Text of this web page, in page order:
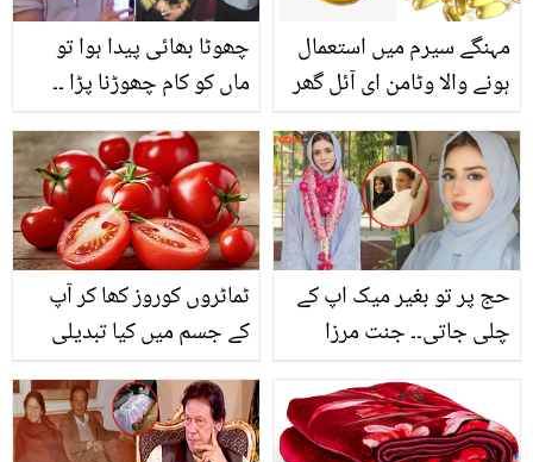
چھوٹا بھائی پیدا ہوا تو
ماں کو کام چھوڑنا پڑا ۔۔
والد سے علیحدگی کے بعد
شاہد کپور اور انکی والدہ نے
کیا کچھ جھیلا؟
مہنگے سیرم میں استعمال
ہونے والا وٹامن ای آئل گھر
میں کیسے بنائیں؟ جلد،
بالوں اور صحت کو بڑھانے
میں اہم کردار ادا کرنے والا
تازہ وٹامن ای آئل اب خود
بنائیں
ٹماٹروں کوروز کھا کر آپ
کے جسم میں کیا تبدیلی
آسکتی ہے؟جان کرآپ بھی
ٹماٹرکھانے کا معمول بنا لیں
گے
حج پر تو بغیر میک اپ کے
چلی جاتی۔۔ جنت مرزا
روانہ! صارفین کی دعاؤں
کے ساتھ تنقید